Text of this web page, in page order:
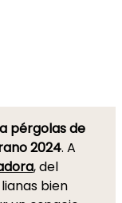
pérgolas de
2024. A
, del
bien